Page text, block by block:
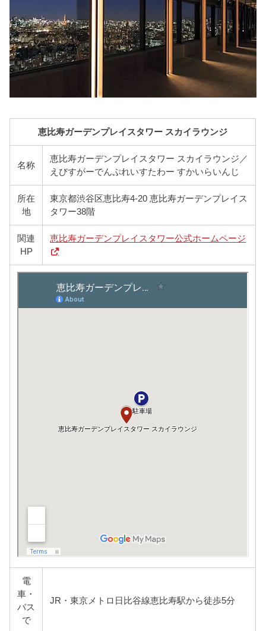
恵比寿ガーデンプレイスタワー スカイラウンジ
名称
恵比寿ガーデンプレイスタワー スカイラウンジ／
えびすがーでんぷれいすたわー すかいらいんじ
所在
地
東京都渋谷区恵比寿4-20 恵比寿ガーデンプレイス
タワー38階
関連
HP
恵比寿ガーデンプレイスタワー公式ホームページ
電
車・
バス
で
JR・東京メトロ日比谷線恵比寿駅から徒歩5分